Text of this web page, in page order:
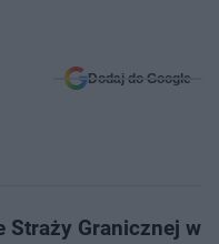
Dodaj do Google
Straży Granicznej w